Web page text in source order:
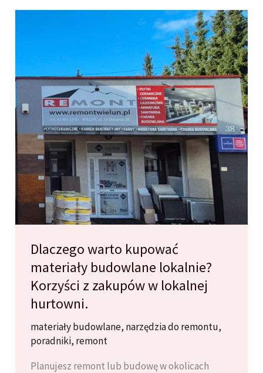
płytek
klasach
klejów
(C1,
C2,
S1,
S2).
Dlaczego warto kupować
materiały budowlane lokalnie?
Korzyści z zakupów w lokalnej
hurtowni.
materiały budowlane, narzędzia do remontu,
poradniki, remont
Planujesz remont lub budowę w okolicach